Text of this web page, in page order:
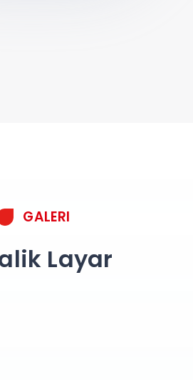
GALERI
Layar